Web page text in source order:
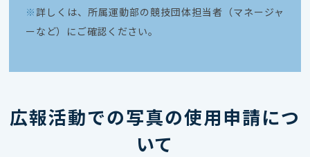
※ 詳しくは、所属運動部の競技団体担当者（マネージャ
ーなど）にご確認ください。
広報活動での写真の使用申請につ
いて